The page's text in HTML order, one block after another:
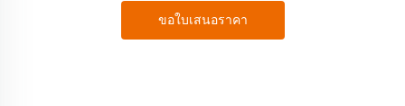
ขอใบเสนอราคา